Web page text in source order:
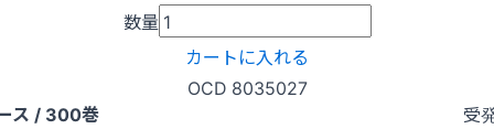
数量
カートに入れる
OCD 8035027
ス / 300巻
受